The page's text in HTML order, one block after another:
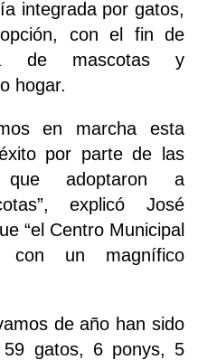
integrada por gatos,
con el fin de
de mascotas y
hogar.
en marcha esta
por parte de las
que adoptaron a
explicó José
“el Centro Municipal
con un magnífico
de año han sido
59 gatos, 6 ponys, 5